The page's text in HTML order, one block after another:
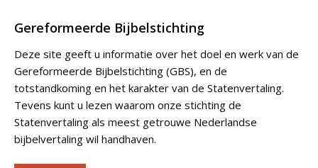
Gereformeerde Bijbelstichting
Deze site geeft u informatie over het doel en werk van de
Gereformeerde Bijbelstichting (GBS), en de
totstandkoming en het karakter van de Statenvertaling.
Tevens kunt u lezen waarom onze stichting de
Statenvertaling als meest getrouwe Nederlandse
bijbelvertaling wil handhaven.